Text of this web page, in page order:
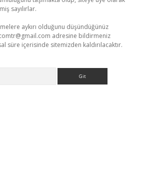
sayılırlar.
aykırı olduğunu düşündüğünüz
adresine bildirmeniz
süre içerisinde sitemizden kaldırılacaktır.